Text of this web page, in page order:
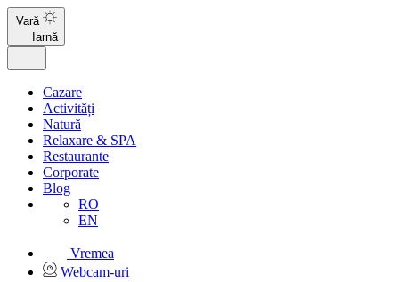
Vară
Iarnă
Cazare
Activități
Natură
Relaxare & SPA
Restaurante
Corporate
Blog
RO
EN
Vremea
Webcam-uri